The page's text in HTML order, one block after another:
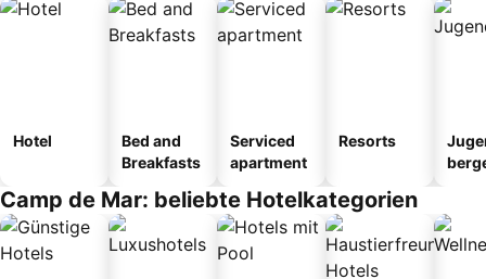
Hotel
Bed and
Breakfasts
Serviced
apartment
Resorts
Camp de Mar: beliebte Hotelkategorien